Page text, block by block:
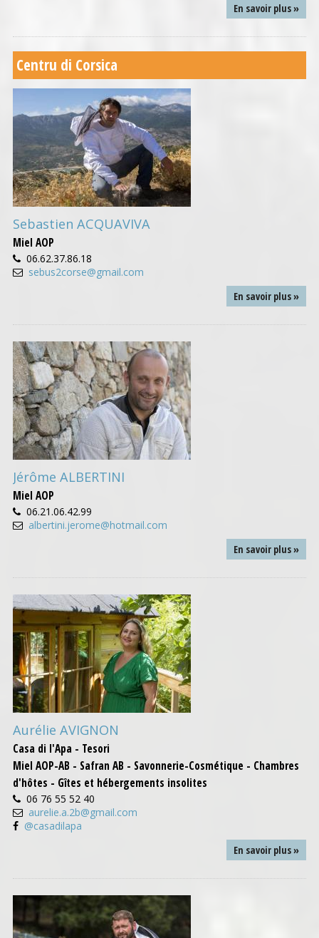
En savoir plus »
Centru di Corsica
Sebastien ACQUAVIVA
Miel AOP
06.62.37.86.18
sebus2corse@gmail.com
En savoir plus »
Jérôme ALBERTINI
Miel AOP
06.21.06.42.99
albertini.jerome@hotmail.com
En savoir plus »
Aurélie AVIGNON
Casa di l'Apa - Tesori
Miel AOP-AB - Safran AB - Savonnerie-Cosmétique - Chambres
d'hôtes - Gîtes et hébergements insolites
06 76 55 52 40
aurelie.a.2b@gmail.com
@casadilapa
En savoir plus »